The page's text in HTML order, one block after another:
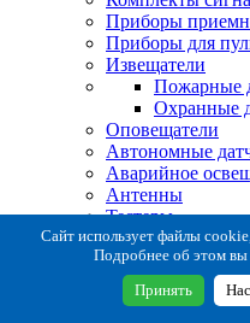
Приборы
Приборы для
Извещатели
Пожарные
Охранные
Оповещатели
Автономные
Аварийное
Антенны
Тестеры
Система сбора
Расходные и
Коробки
Сайт использует файлы
Подробнее об этом вы
Принять